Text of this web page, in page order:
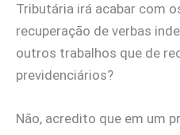
Tributária irá acabar com
recuperação de verbas
outros trabalhos que de
previdenciários?
Não, acredito que em um